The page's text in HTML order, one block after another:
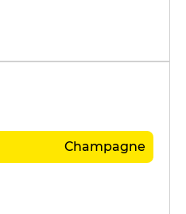
Champagne